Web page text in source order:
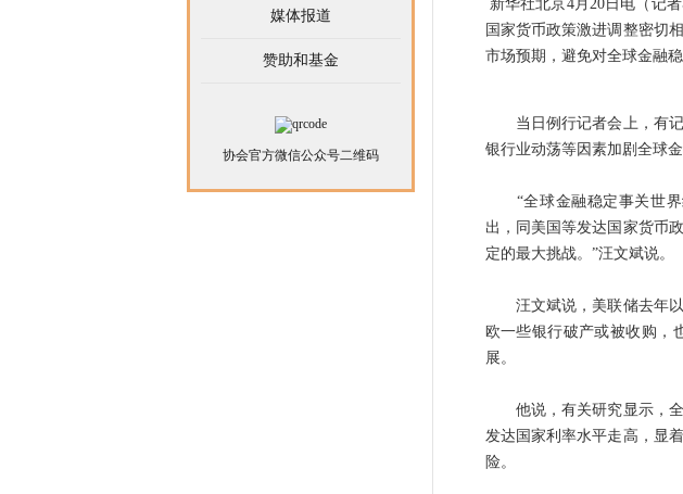
新华社北京4月20日电（记
国家货币政策激进调整密切
市场预期，避免对全球金融稳
当日例行记者会上，有记
银行业动荡等因素加剧全球
“全球金融稳定事关世界
出，同美国等发达国家货币
定的最大挑战。”汪文斌说。
汪文斌说，美联储去年以
欧一些银行破产或被收购，
展。
他说，有关研究显示，全
发达国家利率水平走高，显
险。
媒体报道
赞助和基金
协会官方微信公众号二维码